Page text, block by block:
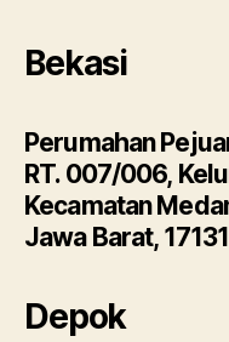
Bekasi
Perumahan
RT. 007/006,
Kecamatan
Jawa Barat, 17131
Depok